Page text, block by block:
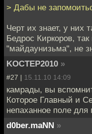
> Дабы не
Черт их знает, у них
Бедрос Киркоров,
"майдаунизьма", не
KOCTEP2010 »
#27 | 15.11.10 14:09
камрады, вы
Которое Главный и
непаханное поле для
d0ber.maNN »